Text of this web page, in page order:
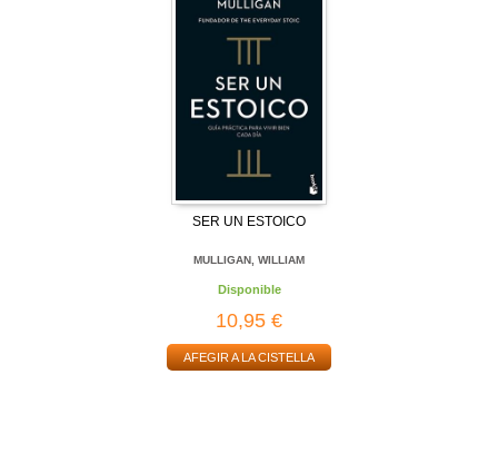
SER UN ESTOICO
MULLIGAN, WILLIAM
Disponible
10,95 €
AFEGIR A LA CISTELLA